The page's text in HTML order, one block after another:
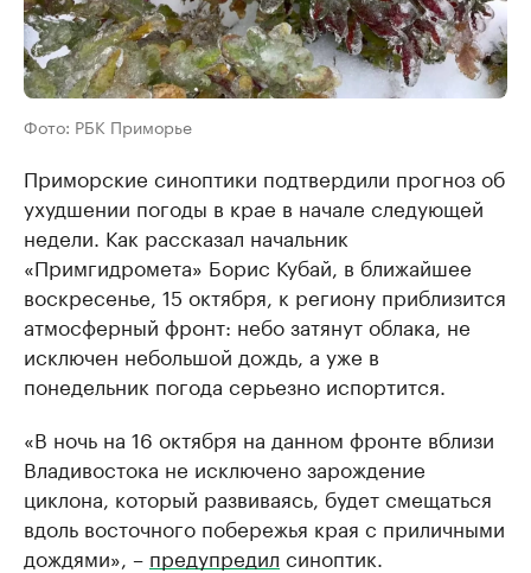
Фото: РБК Приморье
Приморские синоптики подтвердили прогноз об
ухудшении погоды в крае в начале следующей
недели. Как рассказал начальник
«Примгидромета» Борис Кубай, в ближайшее
воскресенье, 15 октября, к региону приблизится
атмосферный фронт: небо затянут облака, не
исключен небольшой дождь, а уже в
понедельник погода серьезно испортится.
«В ночь на 16 октября на данном фронте вблизи
Владивостока не исключено зарождение
циклона, который развиваясь, будет смещаться
вдоль восточного побережья края с приличными
дождями», – предупредил синоптик.